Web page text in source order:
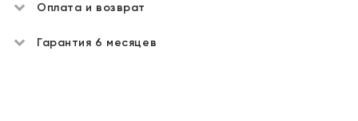
Оплата и возврат
Гарантия 6 месяцев